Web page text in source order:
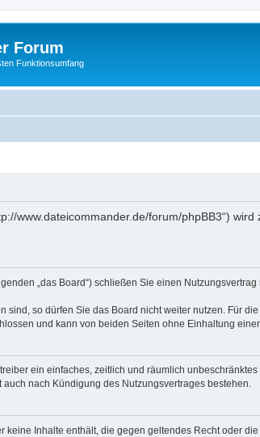
Forum
Funktionsumfang
www.dateicommander.de/forum/phpBB3“)
„das Board“) schließen Sie einen
sind, so dürfen Sie das Board nicht weiter nutzen. Für
und kann von beiden Seiten ohne Einhaltung
ein einfaches, zeitlich und räumlich
nach Kündigung des Nutzungsvertrages bestehen.
keine Inhalte enthält, die gegen geltendes Recht oder